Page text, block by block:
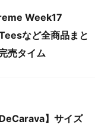
Week17
など全商品まと
売タイム
】サイズ